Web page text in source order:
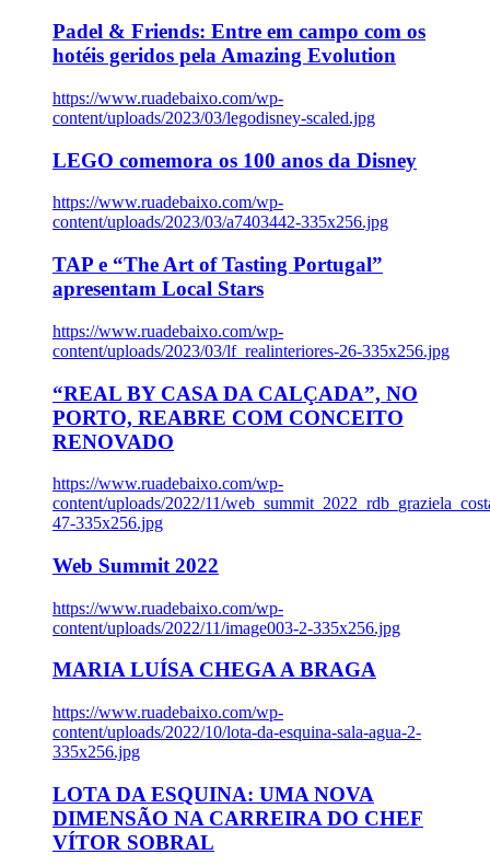
Padel & Friends: Entre em campo com os
hotéis geridos pela Amazing Evolution
https://www.ruadebaixo.com/wp-
content/uploads/2023/03/legodisney-scaled.jpg
LEGO comemora os 100 anos da Disney
https://www.ruadebaixo.com/wp-
content/uploads/2023/03/a7403442-335x256.jpg
TAP e “The Art of Tasting Portugal”
apresentam Local Stars
https://www.ruadebaixo.com/wp-
content/uploads/2023/03/lf_realinteriores-26-335x256.jpg
“REAL BY CASA DA CALÇADA”, NO
PORTO, REABRE COM CONCEITO
RENOVADO
https://www.ruadebaixo.com/wp-
content/uploads/2022/11/
47-335x256.jpg
Web Summit 2022
https://www.ruadebaixo.com/wp-
content/uploads/2022/11/image003-2-335x256.jpg
MARIA LUÍSA CHEGA A BRAGA
https://www.ruadebaixo.com/wp-
content/uploads/2022/10/lota-da-esquina-sala-agua-2-
335x256.jpg
LOTA DA ESQUINA: UMA NOVA
DIMENSÃO NA CARREIRA DO CHEF
VÍTOR SOBRAL